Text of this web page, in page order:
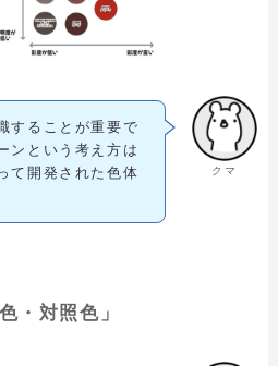
クマ
することが重要で
ンという考え方は
て開発された色体
・対照色」